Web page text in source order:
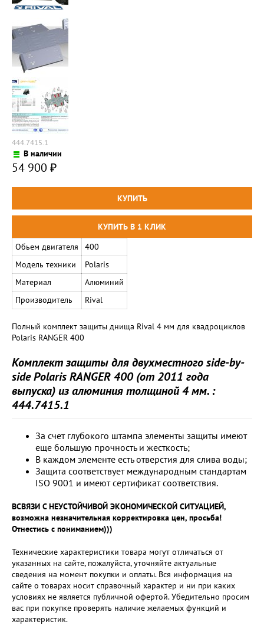
444.7415.1
В наличии
54 900 ₽
Обьем двигателя
400
Модель техники
Polaris
Материал
Алюминий
Производитель
Rival
Полный комплект защиты днища Rival 4 мм для квадроциклов
Polaris RANGER 400
Комплект защиты для двухместногоside-by-
side Polaris RANGER 400(от 2011 года
выпуска) из алюминия толщиной 4 мм. :
444.7415.1
За счет глубокого штампа элементы защиты имеют
еще большую прочность и жесткость;
В каждом элементе есть отверстия для слива воды;
Защита соответствует международным стандартам
ISO 9001 и имеют сертификат соответствия.
ВСВЯЗИ С НЕУСТОЙЧИВОЙ ЭКОНОМИЧЕСКОЙ СИТУАЦИЕЙ,
возможна незначительная корректировка цен, просьба!
Отнестись с пониманием)))
Технические характеристики товара могут отличаться от
указанных на сайте, пожалуйста, уточняйте актуальные
сведения на момент покупки и оплаты. Вся информация на
сайте о товарах носит справочный характер и ни при каких
условиях не является публичной офертой. Убедительно просим
вас при покупке проверять наличие желаемых функций и
характеристик.